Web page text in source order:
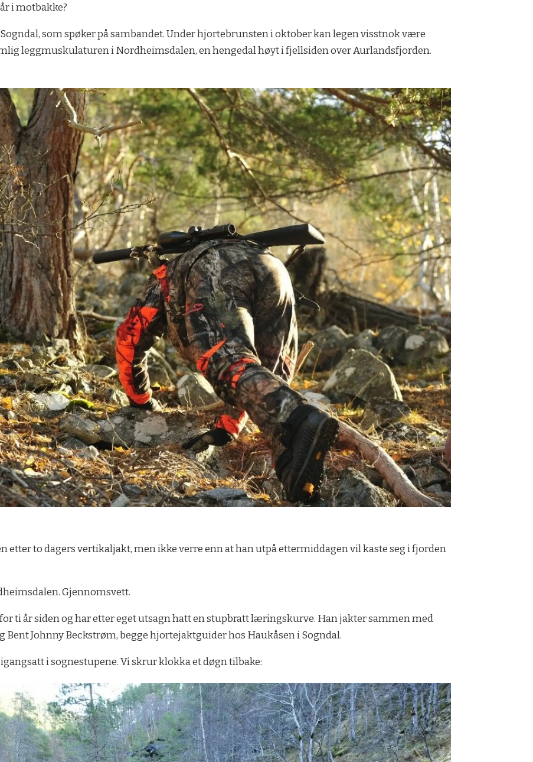
i motbakke?
som spøker på sambandet. Under hjortebrunsten i oktober kan legen visstnok være
leggmuskulaturen i Nordheimsdalen, en hengedal høyt i fjellsiden over Aurlandsfjorden.
etter to dagers vertikaljakt, men ikke verre enn at han utpå ettermiddagen vil kaste seg i fjorden
Gjennomsvett.
ti år siden og har etter eget utsagn hatt en stupbratt læringskurve. Han jakter sammen med
Bent Johnny Beckstrøm, begge hjortejaktguider hos Haukåsen i Sogndal.
i sognestupene. Vi skrur klokka et døgn tilbake: